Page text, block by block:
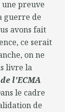
preuve
guerre de
avons fait
ce serait
on ne
livre la
l'ECMA
le cadre
de